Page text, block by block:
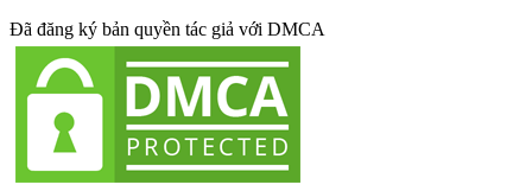
Đã đăng ký bản quyền tác giả với DMCA